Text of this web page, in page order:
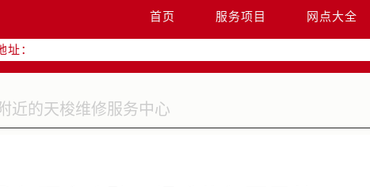
首页 服务项目 网点大全
升级公告
线：
：
字楼W3座6层602室（需提前预约）
国际中心D座11层1102室售后服务中心（需提前预约）